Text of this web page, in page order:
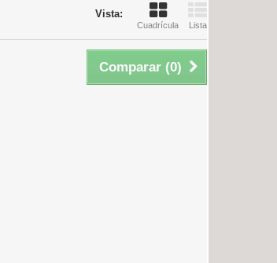
Vista:
Cuadrícula Lista
Comparar (0)